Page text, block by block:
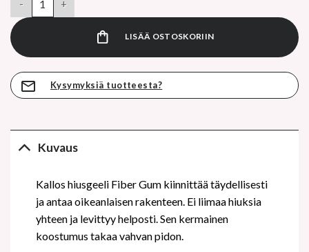
LISÄÄ OSTOSKORIIN
Kysymyksiä tuotteesta?
Kuvaus
Kallos hiusgeeli Fiber Gum kiinnittää täydellisesti
ja antaa oikeanlaisen rakenteen. Ei liimaa hiuksia
yhteen ja levittyy helposti. Sen kermainen
koostumus takaa vahvan pidon.